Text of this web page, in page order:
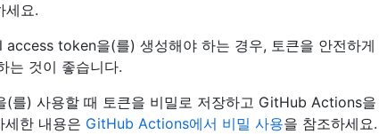
세요.
token을(를) 생성해야 하는 경우, 토큰을 안전하게
는 것이 좋습니다.
를) 사용할 때 토큰을 비밀로 저장하고 GitHub Actions을
세한 내용은 GitHub Actions에서 비밀 사용을 참조하세요.